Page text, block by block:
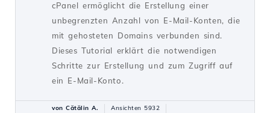
cPanel ermöglicht die Erstellung einer
unbegrenzten Anzahl von E-Mail-Konten, die
mit gehosteten Domains verbunden sind.
Dieses Tutorial erklärt die notwendigen
Schritte zur Erstellung und zum Zugriff auf
ein E-Mail-Konto.
von Cătălin A.
Ansichten 5932